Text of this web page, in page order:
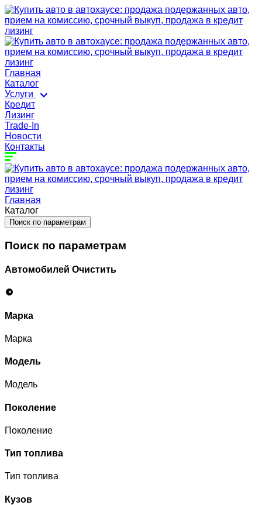
Главная
Каталог
Услуги
Кредит
Лизинг
Trade-In
Новости
Контакты
Главная
Каталог
Поиск по параметрам
Поиск по параметрам
Автомобилей Очистить
Марка
Марка
Модель
Модель
Поколение
Поколение
Тип топлива
Тип топлива
Кузов